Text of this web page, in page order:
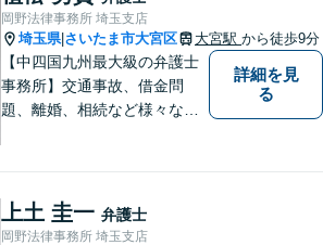
岡野法律事務所 埼玉支店
埼玉県| さいたま市大宮区 大宮駅 から徒歩9分
【中四国九州最大級の弁護士
事務所】交通事故、借金問
題、離婚、相続など様々な問
い！
詳細を見
る
上土 圭一 弁護士
岡野法律事務所 埼玉支店